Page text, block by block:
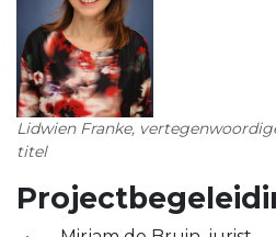
Lidwien Franke,
titel